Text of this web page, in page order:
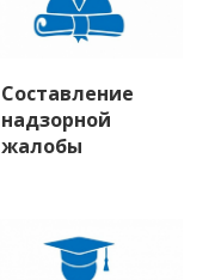
Составление
надзорной
жалобы